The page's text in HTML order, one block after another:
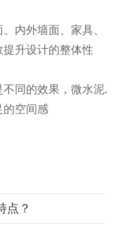
内外墙面、家具、
升设计的整体性
同的效果，微水泥.
的空间感
点？